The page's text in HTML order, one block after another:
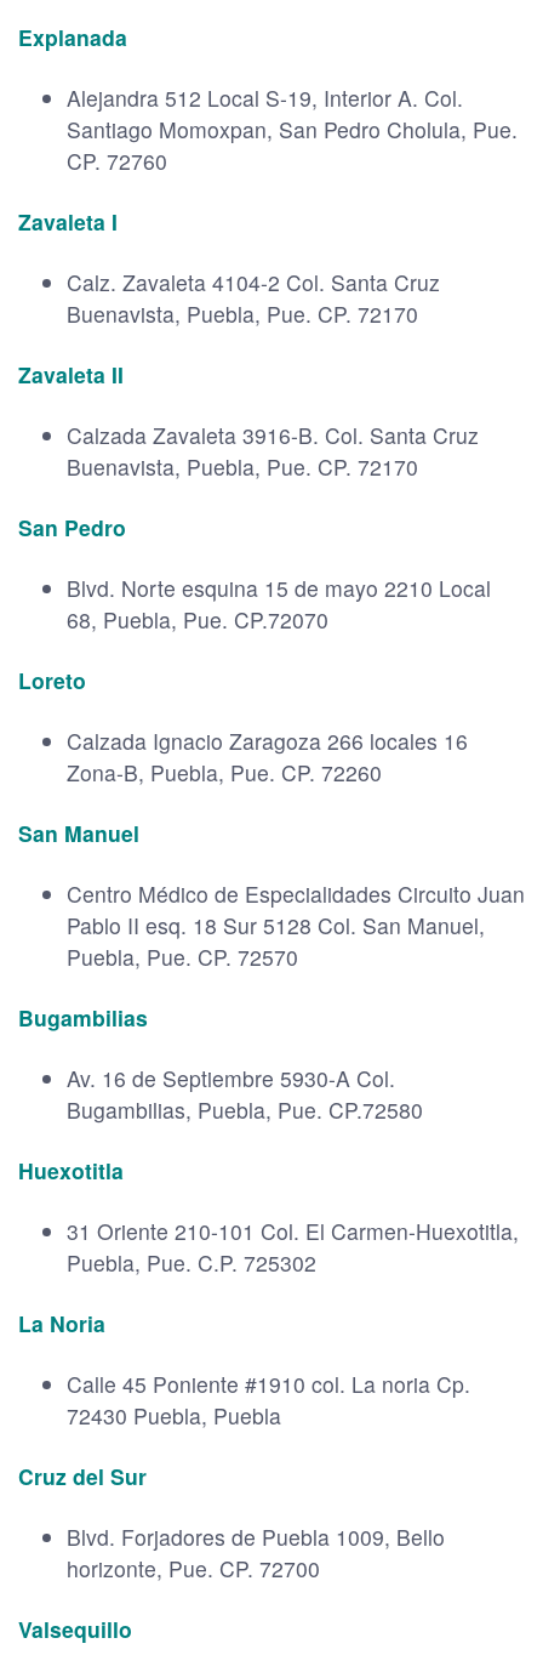
Explanada
Alejandra 512 Local S-19, Interior A. Col.
Santiago Momoxpan, San Pedro Cholula, Pue.
CP. 72760
Zavaleta I
Calz. Zavaleta 4104-2 Col. Santa Cruz
Buenavista, Puebla, Pue. CP. 72170
Zavaleta II
Calzada Zavaleta 3916-B. Col. Santa Cruz
Buenavista, Puebla, Pue. CP. 72170
San Pedro
Blvd. Norte esquina 15 de mayo 2210 Local
68, Puebla, Pue. CP.72070
Loreto
Calzada Ignacio Zaragoza 266 locales 16
Zona-B, Puebla, Pue. CP. 72260
San Manuel
Centro Médico de Especialidades Circuito Juan
Pablo II esq. 18 Sur 5128 Col. San Manuel,
Puebla, Pue. CP. 72570
Bugambilias
Av. 16 de Septiembre 5930-A Col.
Bugambilias, Puebla, Pue. CP.72580
Huexotitla
31 Oriente 210-101 Col. El Carmen-Huexotitla,
Puebla, Pue. C.P. 725302
La Noria
Calle 45 Poniente #1910 col. La noria Cp.
72430 Puebla, Puebla
Cruz del Sur
Blvd. Forjadores de Puebla 1009, Bello
horizonte, Pue. CP. 72700
Valsequillo